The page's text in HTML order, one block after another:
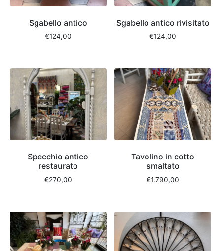
Sgabello antico
€124,00
Sgabello antico rivisitato
€124,00
Specchio antico
restaurato
€270,00
Tavolino in cotto
smaltato
€1.790,00